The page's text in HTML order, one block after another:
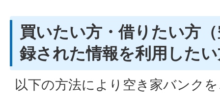
買いたい方・借りたい方
録された情報を利用した
以下の方法により空き家バンク